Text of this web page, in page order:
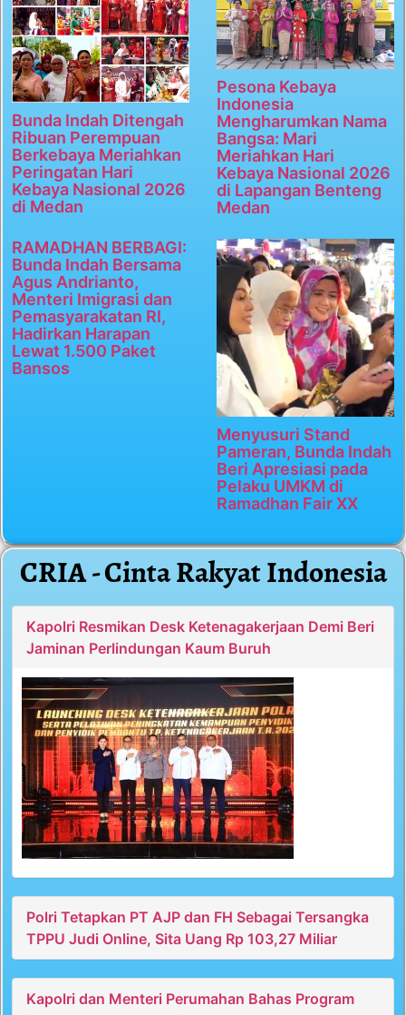
Bunda Indah Ditengah
Ribuan Perempuan
Berkebaya Meriahkan
Peringatan Hari
Kebaya Nasional 2026
di Medan
Pesona Kebaya
Indonesia
Mengharumkan Nama
Bangsa: Mari
Meriahkan Hari
Kebaya Nasional 2026
di Lapangan Benteng
Medan
RAMADHAN BERBAGI:
Bunda Indah Bersama
Agus Andrianto,
Menteri Imigrasi dan
Pemasyarakatan RI,
Hadirkan Harapan
Lewat 1.500 Paket
Bansos
Menyusuri Stand
Pameran, Bunda Indah
Beri Apresiasi pada
Pelaku UMKM di
Ramadhan Fair XX
CRIA - Cinta Rakyat Indonesia
Kapolri Resmikan Desk Ketenagakerjaan Demi Beri
Jaminan Perlindungan Kaum Buruh
Polri Tetapkan PT AJP dan FH Sebagai Tersangka
TPPU Judi Online, Sita Uang Rp 103,27 Miliar
Kapolri dan Menteri Perumahan Bahas Program